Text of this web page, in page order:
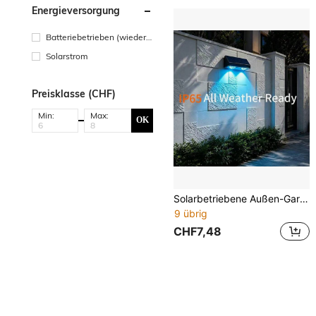
Energieversorgung
Batteriebetrieben (wiedera
Solarstrom
Preisklasse (CHF)
Min: Max: OK
Solarbetriebene Außen-Gartenleuchten, Hauswandleuchten, LED-Ambiente-Dekorations-Wandlampen, 8 Beleuchtungsmodi, moderner Stil, geeignet für Villen, Außenwände, Balkone, Außendecks, Stufenleuchten, Wandfluter
9 übrig
CHF7,48